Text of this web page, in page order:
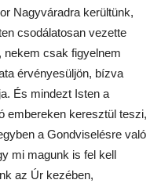
Nagyváradra kerültünk,
csodálatosan vezette
nekem csak figyelnem
érvényesüljön, bízva
És mindezt Isten a
embereken keresztül teszi,
a Gondviselésre való
mi magunk is fel kell
az Úr kezében,